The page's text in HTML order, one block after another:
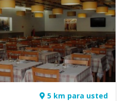
5 km para usted